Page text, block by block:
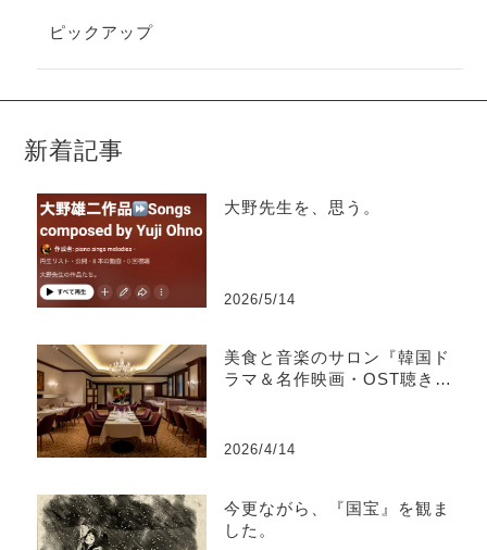
ピックアップ
新着記事
大野先生を、思う。
2026/5/14
美食と音楽のサロン『韓国ド
ラマ＆名作映画・OST聴き比
2026/4/14
今更ながら、『国宝』を観ま
した。